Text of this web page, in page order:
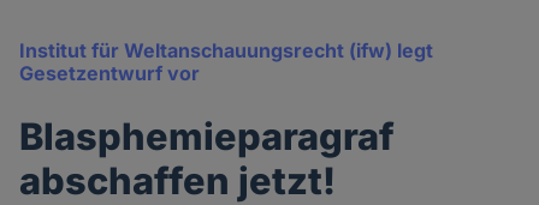
Institut für Weltanschauungsrecht (ifw) legt
Gesetzentwurf vor
Blasphemieparagraf
abschaffen jetzt!